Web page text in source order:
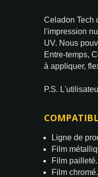
Celadon Tech
l'impression
UV. Nous
Entre-temps,
à appliquer,
P.S.
Ligne de
Film
Film pailleté.
Film chromé.